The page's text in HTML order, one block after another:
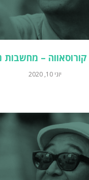
– מחשבות
יוני 10, 2020